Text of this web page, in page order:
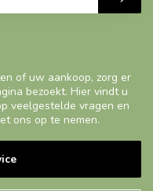
of uw aankoop, zorg er
bezoekt. Hier vindt u
veelgestelde vragen en
ons op te nemen.